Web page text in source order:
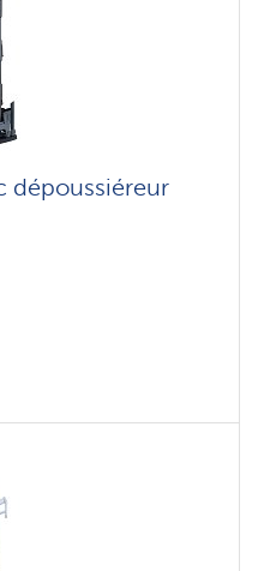
dépoussiéreur